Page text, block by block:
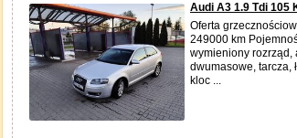
Audi A3 1.9 Tdi 105
Oferta
249000 km
wymieniony rozrząd,
dwumasowe, tarcza,
kloc ...